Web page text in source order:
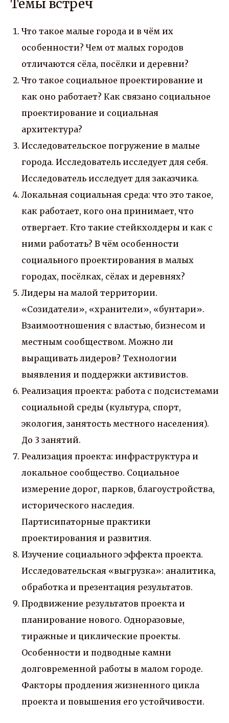
Темы встреч
Что такое малые города и в чём их
особенности? Чем от малых городов
отличаются сёла, посёлки и деревни?
Что такое социальное проектирование и
как оно работает? Как связано социальное
проектирование и социальная
архитектура?
Исследовательское погружение в малые
города. Исследователь исследует для себя.
Исследователь исследует для заказчика.
Локальная социальная среда: что это такое,
как работает, кого она принимает, что
отвергает. Кто такие стейкхолдеры и как с
ними работать? В чём особенности
социального проектирования в малых
городах, посёлках, сёлах и деревнях?
Лидеры на малой территории.
«Созидатели», «хранители», «бунтари».
Взаимоотношения с властью, бизнесом и
местным сообществом. Можно ли
выращивать лидеров? Технологии
выявления и поддержки активистов.
Реализация проекта: работа с подсистемами
социальной среды (культура, спорт,
экология, занятость местного населения).
До 3 занятий.
Реализация проекта: инфраструктура и
локальное сообщество. Социальное
измерение дорог, парков, благоустройства,
исторического наследия.
Партисипаторные практики
проектирования и развития.
Изучение социального эффекта проекта.
Исследовательская «выгрузка»: аналитика,
обработка и презентация результатов.
Продвижение результатов проекта и
планирование нового. Одноразовые,
тиражные и циклические проекты.
Особенности и подводные камни
долговременной работы в малом городе.
Факторы продления жизненного цикла
проекта и повышения его устойчивости.